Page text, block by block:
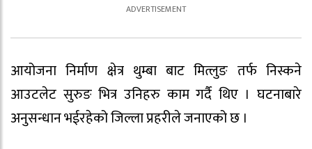
आयोजना निर्माण क्षेत्र थुम्बा बाट मित्लुङ तर्फ निस्कने
आउटलेट सुरुङ भित्र उनिहरु काम गर्दै थिए । घटनाबारे
अनुसन्धान भईरहेको जिल्ला प्रहरीले जनाएको छ ।